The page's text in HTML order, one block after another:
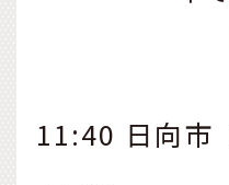
11:40 日向市